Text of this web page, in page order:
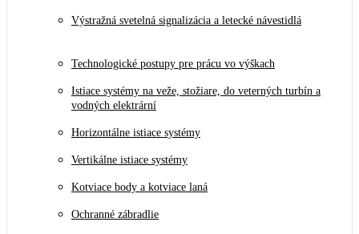
Výstražná svetelná signalizácia a letecké návestidlá
Technologické postupy pre prácu vo výškach
Istiace systémy na veže, stožiare, do veterných turbín a
vodných elektrární
Horizontálne istiace systémy
Vertikálne istiace systémy
Kotviace body a kotviace laná
Ochranné zábradlie